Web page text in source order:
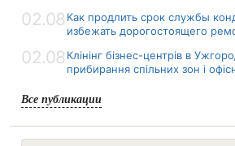
02.08 Как продлить срок службы
избежать дорогостоящего
02.08 Клінінг бізнес-центрів в
прибирання спільних зон і
Все публикации